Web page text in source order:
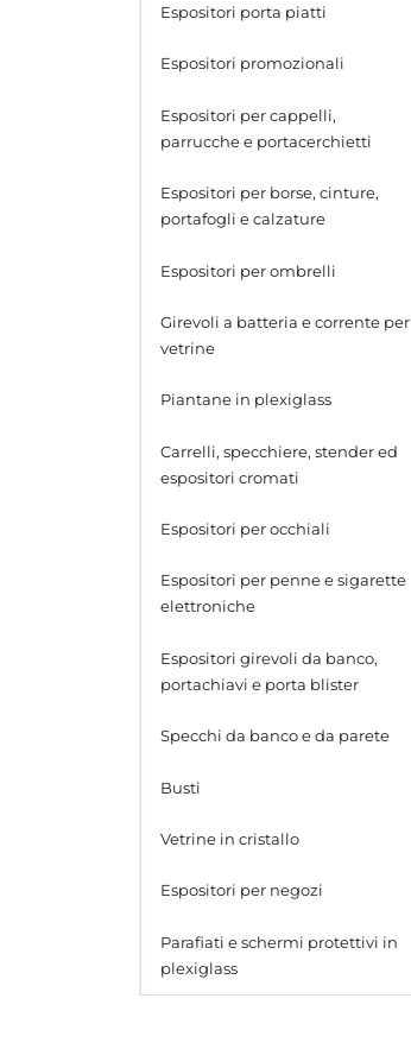
Espositori porta piatti
Espositori promozionali
Espositori per cappelli,
parrucche e portacerchietti
Espositori per cappelli e
parrucche
Espositori per borse, cinture,
portafogli e calzature
Espositori per borse
Espositori per cinture
Espositori per portafogli
Espositori per calzature
Espositori per ombrelli
Girevoli a batteria e corrente per
vetrine
Piantane in plexiglass
Carrelli, specchiere, stender ed
espositori cromati
Espositori per occhiali
Espositori per penne e sigarette
elettroniche
Espositori girevoli da banco,
portachiavi e porta blister
Espositori girevoli da
ganci
Specchi da banco e da parete
Busti
Vetrine in cristallo
Laminato
Laminato light
All design
Espositori per negozi
Parafiati e schermi protettivi in
plexiglass